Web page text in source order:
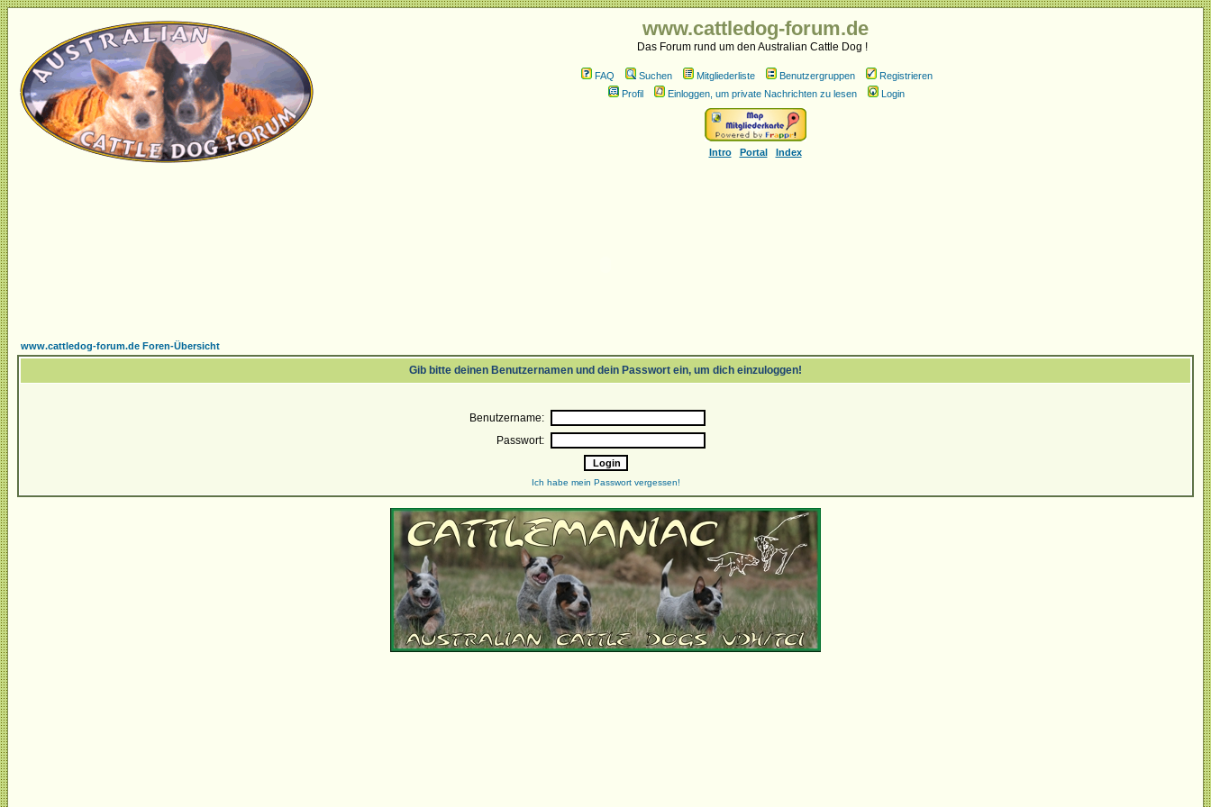
www.cattledog-forum.de
Das Forum rund um den Australian Cattle Dog !
FAQ Suchen Mitgliederliste Benutzergruppen
Registrieren
Profil
Einloggen, um private Nachrichten zu lesen Login
Intro Portal Index
www.cattledog-forum.de Foren-Übersicht
Gib bitte deinen Benutzernamen und dein Passwort ein, um dich einzuloggen!
Benutzername:
Passwort:
Ich habe mein Passwort vergessen!